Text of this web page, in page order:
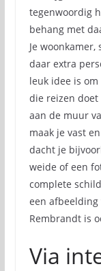
tegenwoordig
behang met
Je
daar extra
leuk idee is
die reizen doet
aan de muur
maak je vast
dacht je
weide of een
complete
een afbeelding
Rembrandt is
Via